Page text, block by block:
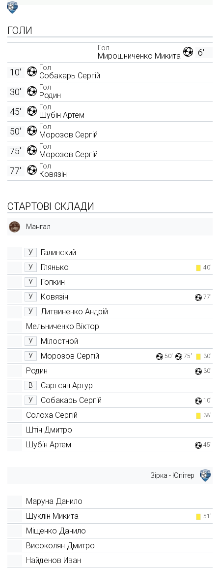
ГОЛИ
6'
Гол
Мирошниченко Микита
Гол
Собакарь Сергій
10'
Гол
Родин
30'
Гол
Шубін Артем
45'
Гол
Морозов Сергій
50'
Гол
Морозов Сергій
75'
Гол
Ковязін
77'
СТАРТОВІ СКЛАДИ
Мангал
У Галинский
У Глянько 40'
У Гопкин
У Ковязін 77'
У
Литвиненко Андрій
Мельниченко Віктор
У Мілостной
У Морозов Сергій 50' 75' 30'
Родин 30'
В Саргсян Артур
У Собакарь Сергій 10'
Солоха Сергій 38'
Штін Дмитро
Шубін Артем
45'
Зірка - Юпітер
Маруна Данило
Шуклін Микита
51'
Міщенко Данило
Високолян Дмитро
Найденов Иван